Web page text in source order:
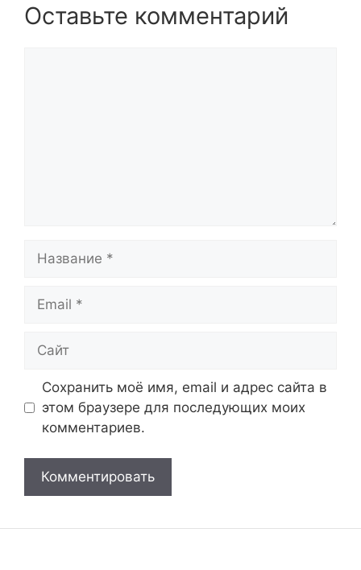
Оставьте комментарий
Сохранить моё имя, email и адрес сайта в
этом браузере для последующих моих
комментариев.